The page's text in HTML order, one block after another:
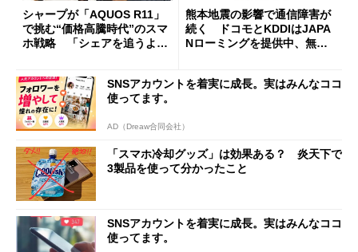
シャープが「AQUOS R11」
で挑む“価格高騰時代”のスマ
ホ戦略 「シェアを追うより
熊本地震の影響で通信障害が
続く ドコモとKDDIはJAPA
Nローミングを提供中、無料
SNSアカウントを着実に成長。実はみんなココ
使ってます。
AD（Dreaw合同会社）
「スマホ冷却グッズ」は効果ある？ 炎天下で
3製品を使って分かったこと
SNSアカウントを着実に成長。実はみんなココ
使ってます。